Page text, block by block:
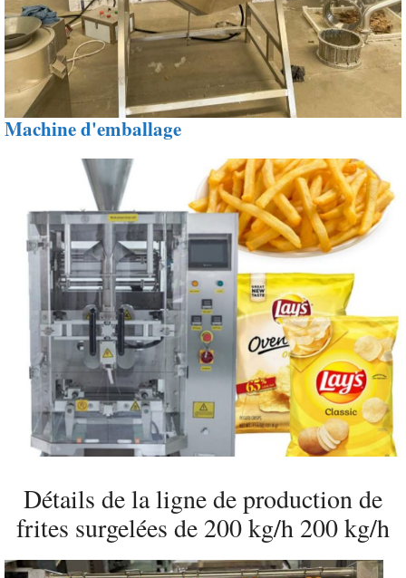
Machine d'emballage
Détails de la ligne de production de
frites surgelées de 200 kg/h 200 kg/h